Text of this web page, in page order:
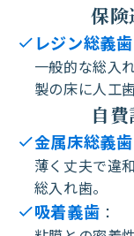
保
レジン総義歯
一般的な総入
製の床に人工
自
金属床総義歯
薄く丈夫で違
総入れ歯。
吸着義歯 ：